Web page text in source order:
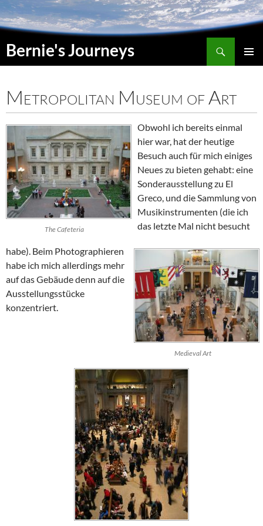
Bernie's Journeys
Suchen
Metropolitan Museum of Art
The Cafeteria
Medieval Art
Obwohl ich bereits einmal
hier war, hat der heutige
Besuch auch für mich einiges
Neues zu bieten gehabt: eine
Sonderausstellung zu El
Greco, und die Sammlung von
Musikinstrumenten (die ich
das letzte Mal nicht besucht
habe). Beim Photographieren
habe ich mich allerdings mehr
auf das Gebäude denn auf die
Ausstellungsstücke
konzentriert.